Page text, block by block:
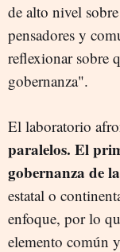
de alto nivel
pensadores y
reflexionar sobre
gobernanza".
El laboratorio
paralelos. El
gobernanza de
estatal o
enfoque, por lo
elemento común